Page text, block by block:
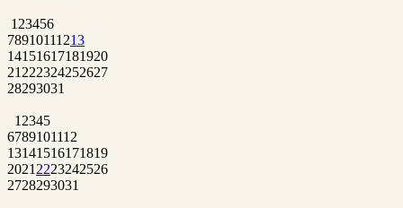
1 23456
78910111213
14151617181920
21 222324252627
28293031
1 2345
6789101112
13141516171819
2021 2223242526
2728293031